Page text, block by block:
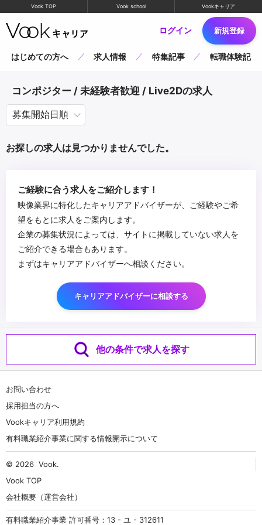
Vook TOP Vook school Vookキャリア
ログイン 新規登録
はじめての方へ 求人情報 特集記事 転職体験記
コンポジター / 未経験者歓迎 / Live2Dの求人
お探しの求人は見つかりませんでした。
ご経験に合う求人をご紹介します！
映像業界に特化したキャリアアドバイザーが、ご経験やご希
望をもとに求人をご案内します。
企業の募集状況によっては、サイトに掲載していない求人を
ご紹介できる場合もあります。
まずはキャリアアドバイザーへ相談ください。
キャリアアドバイザーに相談する
他の条件で求人を探す
お問い合わせ
採用担当の方へ
Vookキャリア利用規約
有料職業紹介事業に関する情報開示について
© 2026 Vook.
Vook TOP
会社概要（運営会社）
有料職業紹介事業 許可番号：13 - ユ - 312611